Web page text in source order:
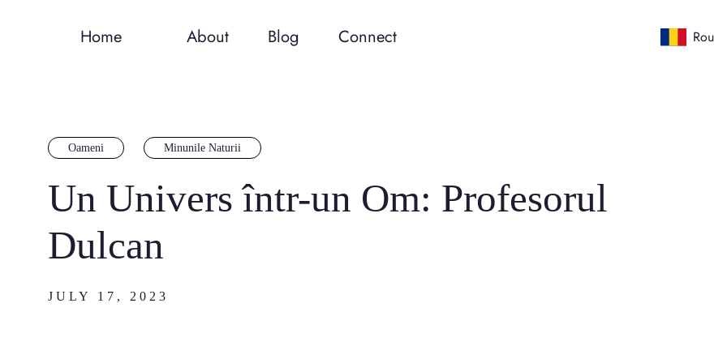
Home About Blog Connect Rou
Oameni Minunile Naturii
Un Univers într-un Om: Profesorul
Dulcan
JULY 17, 2023